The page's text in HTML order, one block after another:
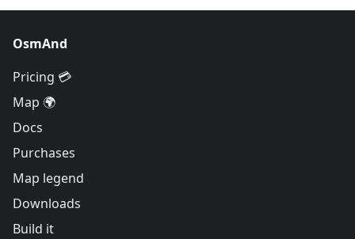
OsmAnd
Pricing 💳
Map 🌍
Docs
Purchases
Map legend
Downloads
Build it